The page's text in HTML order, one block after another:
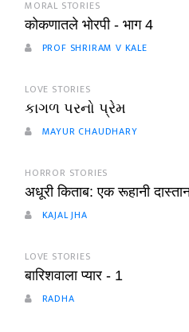
MORAL STORIES
कोकणातले भोरपी - भाग 4
PROF SHRIRAM V KALE
LOVE STORIES
કાગળ પરનો પ્રેમ
MAYUR CHAUDHARY
HORROR STORIES
अधूरी किताब: एक रूहानी
KAJAL JHA
LOVE STORIES
बारिशवाला प्यार - 1
RADHA